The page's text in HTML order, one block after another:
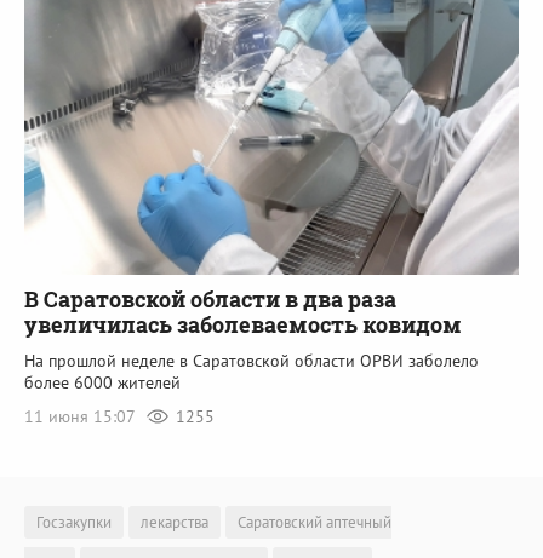
В Саратовской области в два раза
увеличилась заболеваемость ковидом
На прошлой неделе в Саратовской области ОРВИ заболело
более 6000 жителей
11 июня 15:07
1255
Госзакупки лекарства
Саратовский аптечный